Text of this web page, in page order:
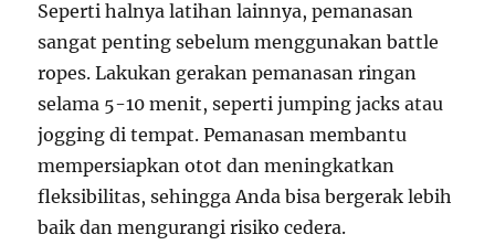
Seperti halnya latihan lainnya, pemanasan
sangat penting sebelum menggunakan battle
ropes. Lakukan gerakan pemanasan ringan
selama 5-10 menit, seperti jumping jacks atau
jogging di tempat. Pemanasan membantu
mempersiapkan otot dan meningkatkan
fleksibilitas, sehingga Anda bisa bergerak lebih
baik dan mengurangi risiko cedera.